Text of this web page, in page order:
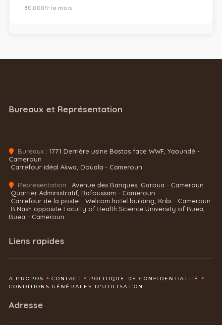
80.000fr le mois
Bureaux et Représentation
Bureaux : 1771 Derrière usine Bastos face WWF, Yaoundé -
Cameroun
Carrefour idéal Akwa, Douala - Cameroun
Représentation : Avenue des Banques, Garoua - Cameroun
Quartier Administratif, Bafoussam - Cameroun
Carrefour de la poste - Welcom hotel building, Kribi - Cameroun
B.Nash opposite Faculty of Health Science University of Buea,
Buea - Cameroun
Liens rapides
A PROPOS CONTACT
POLITIQUE DE CONFIDENTIALITÉ
CONDITIONS GÉNÉRALES D'UTILISATION
Adresse